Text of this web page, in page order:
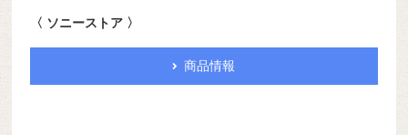
〈 ソニーストア 〉
商品情報